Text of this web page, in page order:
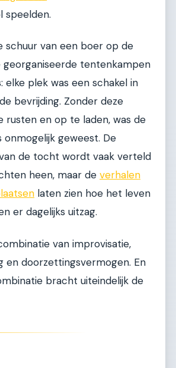
speelden.
schuur van een boer op de
georganiseerde tentenkampen
elke plek was een schakel in
bevrijding. Zonder deze
rusten en op te laden, was de
onmogelijk geweest. De
de tocht wordt vaak verteld
heen, maar de verhalen
laten zien hoe het leven
er dagelijks uitzag.
van improvisatie,
en doorzettingsvermogen. En
bracht uiteindelijk de